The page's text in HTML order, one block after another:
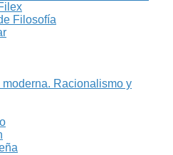
Filosofía
moderna. Racionalismo y